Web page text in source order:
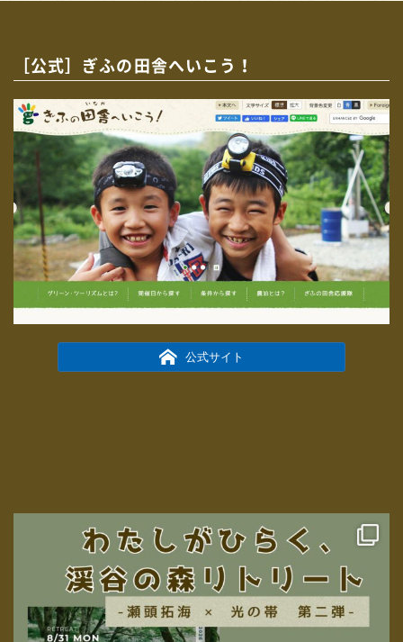
［公式］ぎふの田舎へいこう！
公式サイト